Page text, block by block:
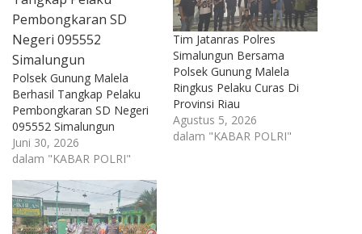
Polsek Gunung Malela
Berhasil Tangkap Pelaku
Pembongkaran SD Negeri
095552 Simalungun
Juni 30, 2026
dalam "KABAR POLRI"
Tim Jatanras Polres
Simalungun Bersama
Polsek Gunung Malela
Ringkus Pelaku Curas Di
Provinsi Riau
Agustus 5, 2026
dalam "KABAR POLRI"